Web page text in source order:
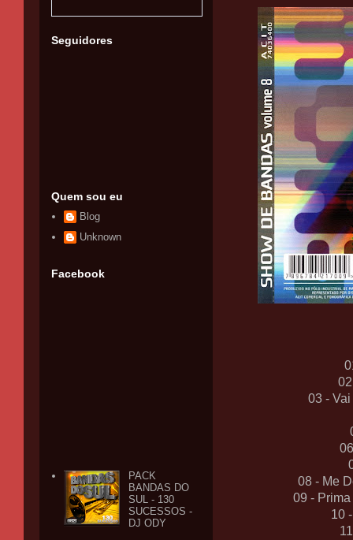
03 -
08 - Me
09 -
10
Seguidores
Quem sou eu
Blog
Unknown
Facebook
PACK
BANDAS DO
SUL - 130
SUCESSOS -
DJ ODY